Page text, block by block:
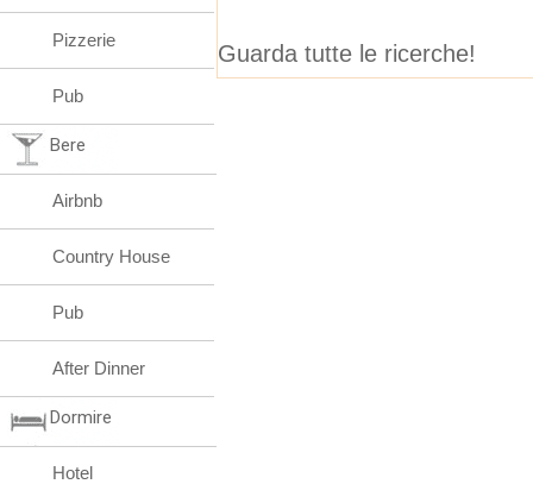
Guarda tutte le ricerche!
Pizzerie
Pub
Bere
Airbnb
Country House
Pub
After Dinner
Dormire
Hotel